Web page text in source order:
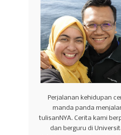
Perjalanan kehidupan
manda panda
tulisanNYA. Cerita kami
dan berguru di